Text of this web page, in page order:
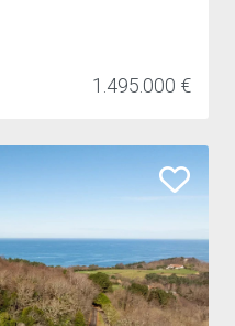
1.495.000 €